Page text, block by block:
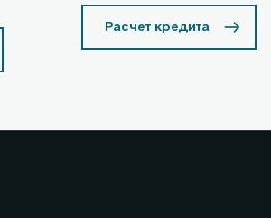
Расчет кредита